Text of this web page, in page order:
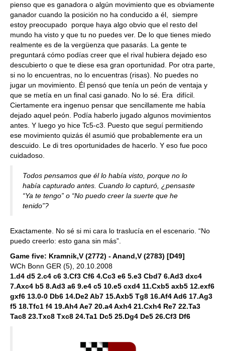
pienso que es ganadora o algún movimiento que es obviamente
ganador cuando la posición no ha conducido a él, siempre
estoy preocupado porque haya algo obvio que el resto del
mundo ha visto y que tu no puedes ver. De lo que tienes miedo
realmente es de la vergüenza que pasarás. La gente te
preguntará cómo podías creer que el rival hubiera dejado eso
descubierto o que te diese esa gran oportunidad. Por otra parte,
si no lo encuentras, no lo encuentras (risas). No puedes no
jugar un movimiento. Él pensó que tenía un peón de ventaja y
que se metía en un final casi ganado. No lo sé. Era difícil.
Ciertamente era ingenuo pensar que sencillamente me había
dejado aquel peón. Podía haberlo jugado algunos movimientos
antes. Y luego yo hice Tc5-c3. Puesto que seguí permitiendo
ese movimiento quizás él asumió que probablemente era un
descuido. Le di tres oportunidades de hacerlo. Y eso fue poco
cuidadoso.
Todos pensamos que él lo había visto, porque no lo
había capturado antes. Cuando lo capturó, ¿pensaste
“Ya te tengo” o “No puedo creer la suerte que he
tenido”?
Exactamente. No sé si mi cara lo traslucía en el escenario. “No
puedo creerlo: esto gana sin más”.
Game five: Kramnik,V (2772) - Anand,V (2783) [D49]
WCh Bonn GER (5), 20.10.2008
1.d4 d5 2.c4 c6 3.Cf3 Cf6 4.Cc3 e6 5.e3 Cbd7 6.Ad3 dxc4
7.Axc4 b5 8.Ad3 a6 9.e4 c5 10.e5 cxd4 11.Cxb5 axb5 12.exf6
gxf6 13.0-0 Db6 14.De2 Ab7 15.Axb5 Tg8 16.Af4 Ad6 17.Ag3
f5 18.Tfc1 f4 19.Ah4 Ae7 20.a4 Axh4 21.Cxh4 Re7 22.Ta3
Tac8 23.Txc8 Txc8 24.Ta1 Dc5 25.Dg4 De5 26.Cf3 Df6